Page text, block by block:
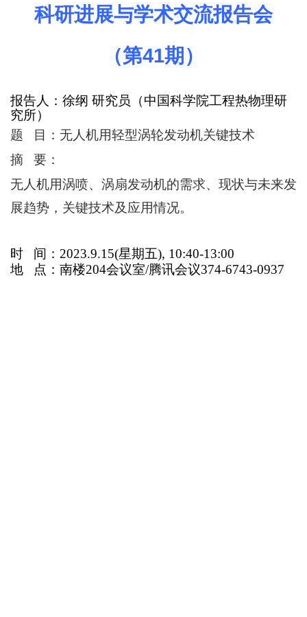
科研进展与学术交流报告会
（第41期）
报告人：徐纲 研究员 （中国科学院工程热物理研
究所）
题 目：无人机用轻型涡轮发动机关键技术
摘 要：
无人机用涡喷、涡扇发动机的需求、现状与未来发
展趋势，关键技术及应用情况。
时 间：2023.9.15(星期五), 10:40-13:00
地 点：南楼204会议室/腾讯会议374-6743-0937